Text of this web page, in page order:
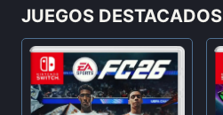
JUEGOS DESTACADOS